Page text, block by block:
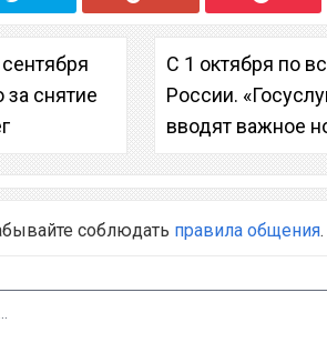
снятие
С 1 октября по
России.
вводят важное
соблюдать правила общения.